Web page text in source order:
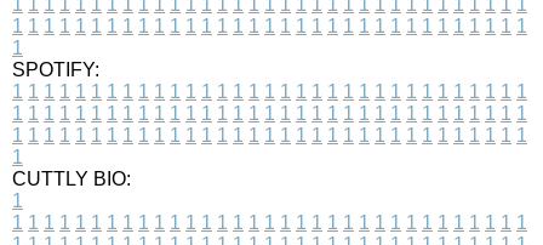
1 1 1 1 1 1 1 1 1 1 1 1 1 1 1 1 1 1 1 1 1 1 1 1 1 1 1 1 1 1 1 1 1
1 1 1 1 1 1 1 1 1 1 1 1 1 1 1 1 1 1 1 1 1 1 1 1 1 1 1 1 1 1 1 1 1
1
SPOTIFY:
1 1 1 1 1 1 1 1 1 1 1 1 1 1 1 1 1 1 1 1 1 1 1 1 1 1 1 1 1 1 1 1 1
1 1 1 1 1 1 1 1 1 1 1 1 1 1 1 1 1 1 1 1 1 1 1 1 1 1 1 1 1 1 1 1 1
1 1 1 1 1 1 1 1 1 1 1 1 1 1 1 1 1 1 1 1 1 1 1 1 1 1 1 1 1 1 1 1 1
1
CUTTLY BIO:
1
1 1 1 1 1 1 1 1 1 1 1 1 1 1 1 1 1 1 1 1 1 1 1 1 1 1 1 1 1 1 1 1 1